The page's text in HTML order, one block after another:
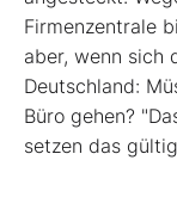
Firmenzentrale
aber, wenn sich
Deutschland:
Büro gehen?
setzen das